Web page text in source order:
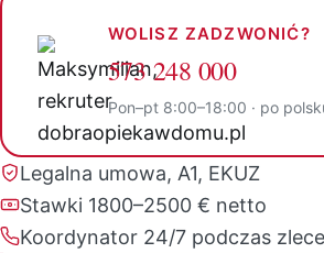
WOLISZ ZADZWONIĆ?
573 248 000
Pon–pt 8:00–18:00 · po
Legalna umowa, A1, EKUZ
Stawki 1800–2500 € netto
Koordynator 24/7 podczas